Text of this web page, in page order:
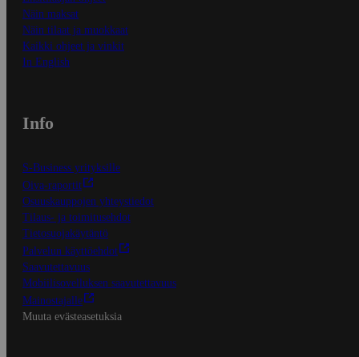
Näin maksat
Näin tilaat ja muokkaat
Kaikki ohjeet ja vinkit
In English
Info
S-Business yrityksille
Oiva-raportit
Osuuskauppojen yhteystiedot
Tilaus- ja toimitusehdot
Tietosuojakäytäntö
Palvelun käyttöehdot
Saavutettavuus
Mobiilisovelluksen saavutettavuus
Mainostajalle
Muuta evästeasetuksia